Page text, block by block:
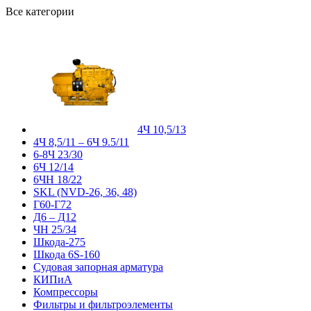
Все категории
4Ч 10,5/13
4Ч 8,5/11 – 6Ч 9.5/11
6-8Ч 23/30
6Ч 12/14
6ЧН 18/22
SKL (NVD-26, 36, 48)
Г60-Г72
Д6 – Д12
ЧН 25/34
Шкода-275
Шкода 6S-160
Судовая запорная арматура
КИПиА
Компрессоры
Фильтры и фильтроэлементы